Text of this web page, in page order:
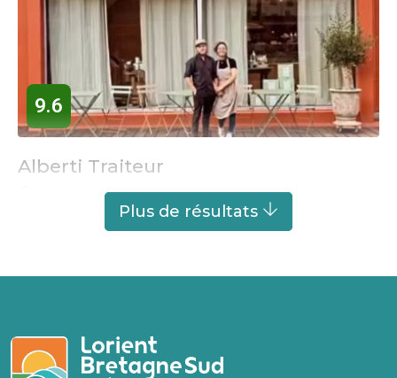
9.6
Alberti Traiteur
LORIENT
Plus de résultats